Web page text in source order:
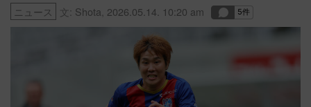
ニュース 文: Shota 2026.05.14. 10:20 am